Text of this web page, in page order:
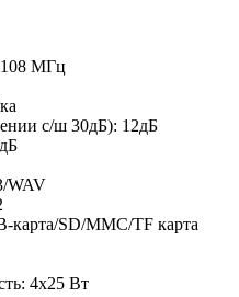
МГц
с/ш 30дБ): 12дБ
WAV
карта/SD/MMC/TF карта
4x25 Вт